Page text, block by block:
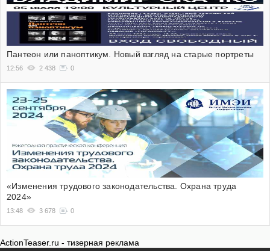
Пантеон или паноптикум. Новый взгляд на старые портреты
12:56 2 438 0
«Изменения трудового законодательства. Охрана труда
2024»
13:48 3 678 0
ActionTeaser.ru - тизерная реклама